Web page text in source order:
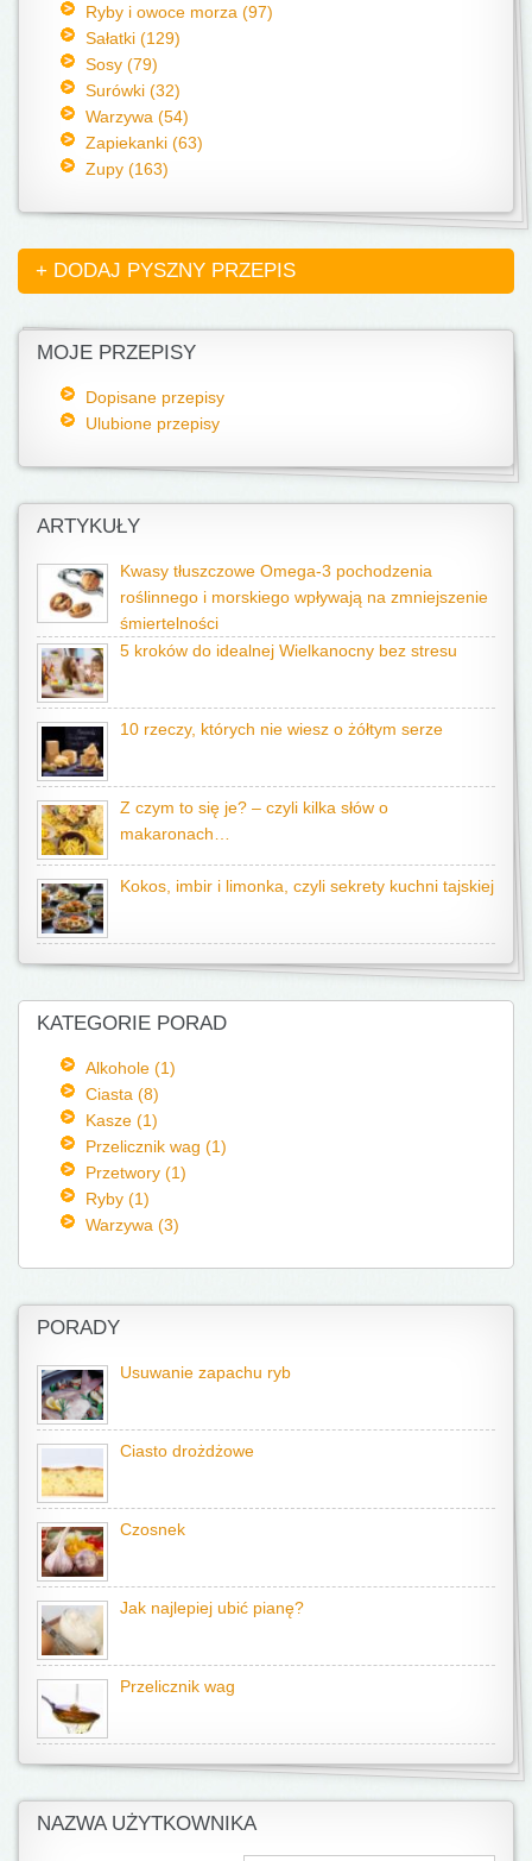
Ryby i owoce morza (97)
Sałatki (129)
Sosy (79)
Surówki (32)
Warzywa (54)
Zapiekanki (63)
Zupy (163)
+ DODAJ PYSZNY PRZEPIS
MOJE PRZEPISY
Dopisane przepisy
Ulubione przepisy
ARTYKUŁY
Kwasy tłuszczowe Omega-3 pochodzenia
roślinnego i morskiego wpływają na zmniejszenie
śmiertelności
5 kroków do idealnej Wielkanocny bez stresu
10 rzeczy, których nie wiesz o żółtym serze
Z czym to się je? – czyli kilka słów o
makaronach…
Kokos, imbir i limonka, czyli sekrety kuchni tajskiej
KATEGORIE PORAD
Alkohole (1)
Ciasta (8)
Kasze (1)
Przelicznik wag (1)
Przetwory (1)
Ryby (1)
Warzywa (3)
PORADY
Usuwanie zapachu ryb
Ciasto drożdżowe
Czosnek
Jak najlepiej ubić pianę?
Przelicznik wag
NAZWA UŻYTKOWNIKA